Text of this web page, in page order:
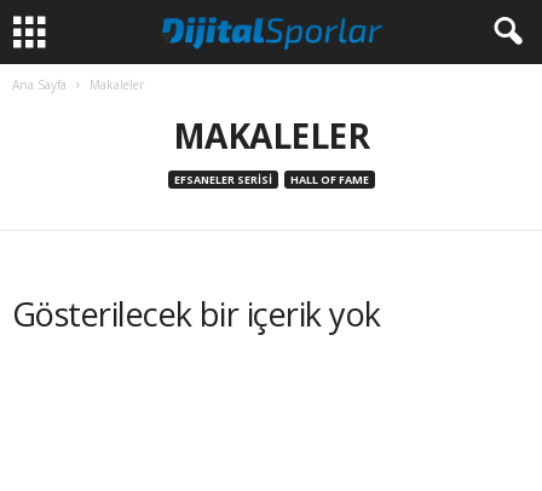
Ana Sayfa Makaleler
MAKALELER
EFSANELER SERISI HALL OF FAME
Gösterilecek bir içerik yok